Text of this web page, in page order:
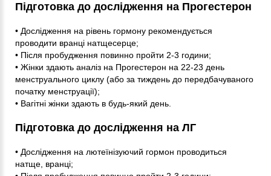
Підготовка до дослідження на Прогестерон
• Дослідження на рівень гормону рекомендується
проводити вранці натщесерце;
• Після пробудження повинно пройти 2-3 години;
• Жінки здають аналіз на Прогестерон на 22-23 день
менструального циклу (або за тиждень до передбачуваного
початку менструації);
• Вагітні жінки здають в будь-який день.
Підготовка до дослідження на ЛГ
• Дослідження на лютеїнізуючий гормон проводиться
натще, вранці;